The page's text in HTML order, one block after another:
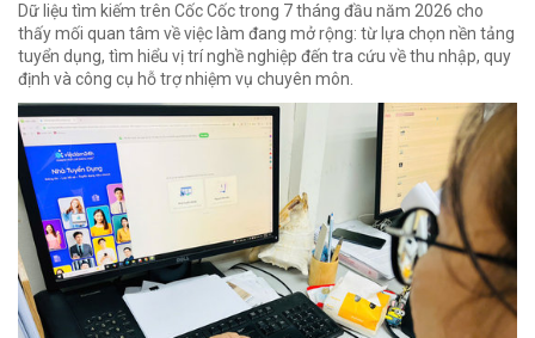
Dữ liệu tìm kiếm trên Cốc Cốc trong 7 tháng đầu năm 2026 cho
thấy mối quan tâm về việc làm đang mở rộng: từ lựa chọn nền tảng
tuyển dụng, tìm hiểu vị trí nghề nghiệp đến tra cứu về thu nhập, quy
định và công cụ hỗ trợ nhiệm vụ chuyên môn.